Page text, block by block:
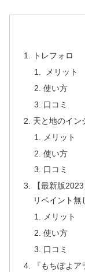
トレフォロ
メリット
使い方
口コミ
天と地のイン
メリット
使い方
口コミ
【最新版
リペイント
メリット
使い方
口コミ
『もちぽよ